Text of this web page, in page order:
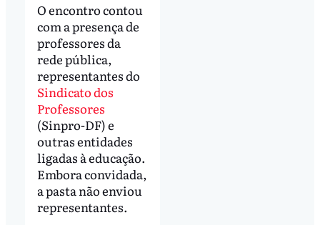
O encontro contou
com a presença de
professores da
rede pública,
representantes do
Sindicato dos
Professores
(Sinpro-DF) e
outras entidades
ligadas à educação.
Embora convidada,
a pasta não enviou
representantes.